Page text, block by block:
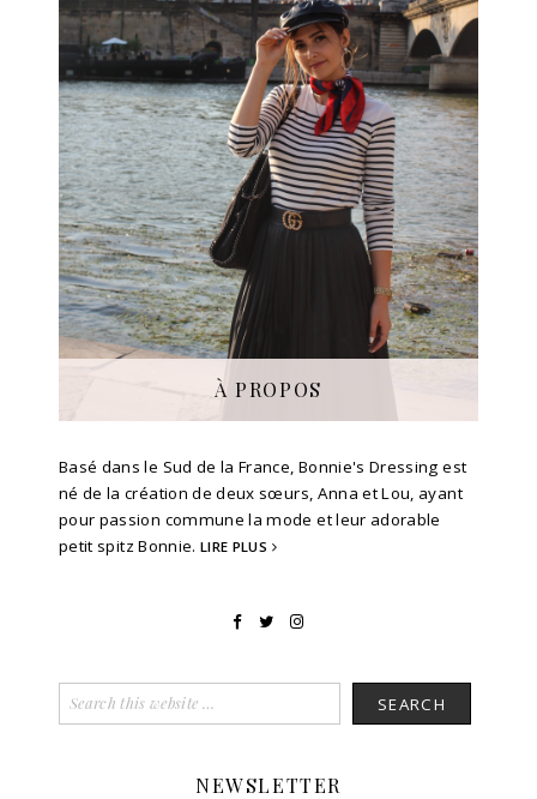
À PROPOS
Basé dans le Sud de la France, Bonnie's Dressing est
né de la création de deux sœurs, Anna et Lou, ayant
pour passion commune la mode et leur adorable
petit spitz Bonnie. LIRE PLUS
NEWSLETTER